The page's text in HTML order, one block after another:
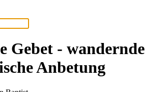
Gebet - wandernde
Anbetung